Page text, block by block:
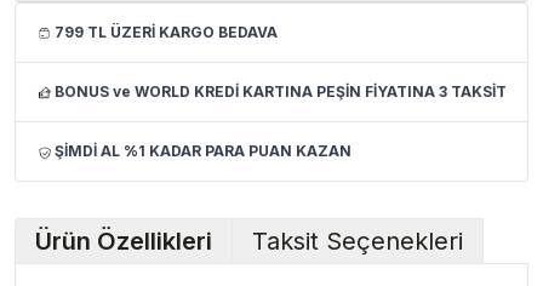
799 TL ÜZERİ KARGO BEDAVA
BONUS ve WORLD KREDİ KARTINA PEŞİN FİYATINA 3 TAKSİT
ŞİMDİ AL %1 KADAR PARA PUAN KAZAN
Ürün Özellikleri Taksit Seçenekleri